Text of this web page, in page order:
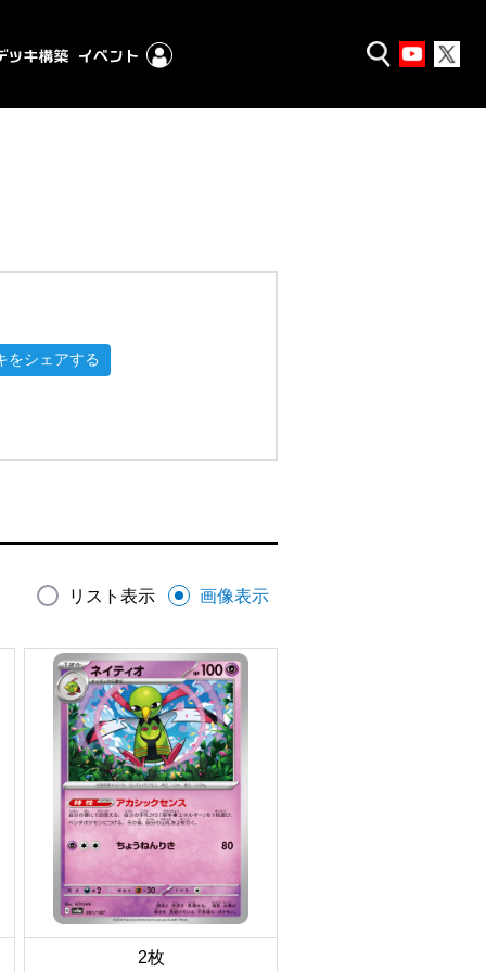
をシェアする
リスト表示 画像表示
2枚